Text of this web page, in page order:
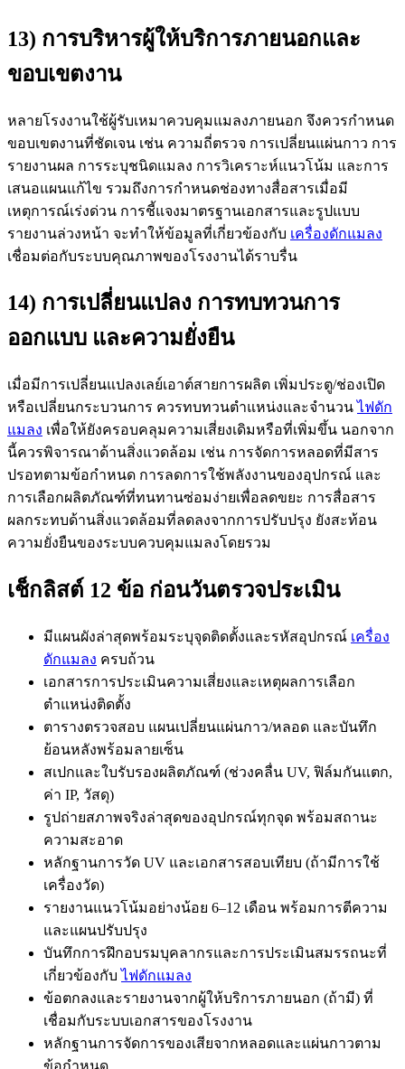
13) การบริหารผู้ให้บริการภายนอกและ
ขอบเขตงาน
หลายโรงงานใช้ผู้รับเหมาควบคุมแมลงภายนอก จึงควรกำหนด
ขอบเขตงานที่ชัดเจน เช่น ความถี่ตรวจ การเปลี่ยนแผ่นกาว การ
รายงานผล การระบุชนิดแมลง การวิเคราะห์แนวโน้ม และการ
เสนอแผนแก้ไข รวมถึงการกำหนดช่องทางสื่อสารเมื่อมี
เหตุการณ์เร่งด่วน การชี้แจงมาตรฐานเอกสารและรูปแบบ
รายงานล่วงหน้า จะทำให้ข้อมูลที่เกี่ยวข้องกับ เครื่องดักแมลง
เชื่อมต่อกับระบบคุณภาพของโรงงานได้ราบรื่น
14) การเปลี่ยนแปลง การทบทวนการ
ออกแบบ และความยั่งยืน
เมื่อมีการเปลี่ยนแปลงเลย์เอาต์สายการผลิต เพิ่มประตู/ช่องเปิด
หรือเปลี่ยนกระบวนการ ควรทบทวนตำแหน่งและจำนวนไฟดัก
แมลง เพื่อให้ยังครอบคลุมความเสี่ยงเดิมหรือที่เพิ่มขึ้น นอกจาก
นี้ควรพิจารณาด้านสิ่งแวดล้อม เช่น การจัดการหลอดที่มีสาร
ปรอทตามข้อกำหนด การลดการใช้พลังงานของอุปกรณ์ และ
การเลือกผลิตภัณฑ์ที่ทนทานซ่อมง่ายเพื่อลดขยะ การสื่อสาร
ผลกระทบด้านสิ่งแวดล้อมที่ลดลงจากการปรับปรุง ยังสะท้อน
ความยั่งยืนของระบบควบคุมแมลงโดยรวม
เช็กลิสต์ 12 ข้อ ก่อนวันตรวจประเมิน
มีแผนผังล่าสุดพร้อมระบุจุดติดตั้งและรหัสอุปกรณ์ เครื่อง
ดักแมลง ครบถ้วน
เอกสารการประเมินความเสี่ยงและเหตุผลการเลือก
ตำแหน่งติดตั้ง
ตารางตรวจสอบ แผนเปลี่ยนแผ่นกาว/หลอด และบันทึก
ย้อนหลังพร้อมลายเซ็น
สเปกและใบรับรองผลิตภัณฑ์ (ช่วงคลื่น UV, ฟิล์มกันแตก,
ค่า IP, วัสดุ)
รูปถ่ายสภาพจริงล่าสุดของอุปกรณ์ทุกจุด พร้อมสถานะ
ความสะอาด
หลักฐานการวัด UV และเอกสารสอบเทียบ (ถ้ามีการใช้
เครื่องวัด)
รายงานแนวโน้มอย่างน้อย 6–12 เดือน พร้อมการตีความ
และแผนปรับปรุง
บันทึกการฝึกอบรมบุคลากรและการประเมินสมรรถนะที่
เกี่ยวข้องกับไฟดักแมลง
ข้อตกลงและรายงานจากผู้ให้บริการภายนอก (ถ้ามี) ที่
เชื่อมกับระบบเอกสารของโรงงาน
หลักฐานการจัดการของเสียจากหลอดและแผ่นกาวตาม